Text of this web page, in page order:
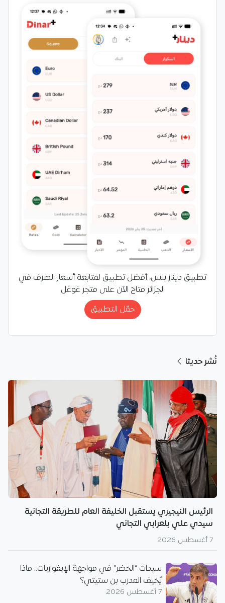
تطبيق دينار بلس، أفضل تطبيق لمتابعة أسعار الصرف في
الجزائر متاح الآن على متجر غوغل
حمّل التطبيق
نُشر حديثا
الرئيس النيجيري يستقبل الخليفة العام للطريقة التجانية
سيدي علي بلعرابي التجاني
7 أغسطس 2026
سيدات “الخضر” في مواجهة الإيفواريات.. ماذا
يُخيف المدرب بن ستيتي؟
7 أغسطس 2026